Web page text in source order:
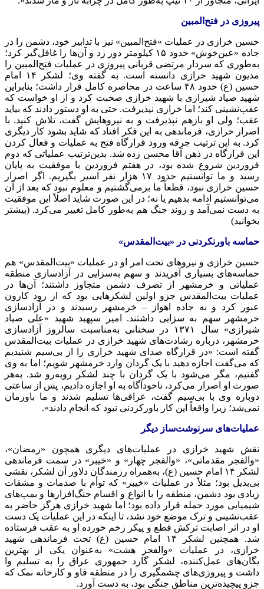
پیروزی در فتح‌المبین
حسین خرازی در عملیات «فتح‌المبین» نیز با تدابیر خود، دشمن را در
جاده «عین‌خوش» حدود ۱۵ کیلومتر دور زد و آن‌ها را غافل‌گیر کرد؛
به‌طوری که سردار مرتضی قربانی پیروزی در عملیات فتح‌المبین را
مدیون شهید خرازی دانسته است. به گفته وی؛ لشکر ۱۴ امام
حسین (ع) حدود ۴۸ ساعت در محاصره کامل قرار داشت؛ بنابراین
شهید صیاد شیرازی با شهید خرازی صحبت کرد و از او خواست که
عقب‌نشینی کند؛ اما خرازی نپذیرفت. حتی به او دستور دادند که بیاید
عقب؛ ولی او بازهم نپذیرفت و به نیروهایش گفت، تلاش کنید. با
اصرار خرازی، فرماندهی به این فکر افتاد که شاید بشود کار دیگری
کرد. به این ترتیب جرقه ورود قرارگاه فتح به عملیات و فعال کردن
این قرارگاه در ذهن آقا محسن زده شد. بدین‌ترتیب عملیاتی که دوم
فروردین شروع شده بود، در هفتم فروردین با موفقیت به پایان
رسید و ما توانستیم حدود ۱۷ هزار نفر اسیر بگیریم. اگر اصرار
حسین خرازی نبود، قطعاً ما برمی‌گشتیم و معلوم نبود که بعد از آن
می‌توانستیم ادامه بدهیم یا نه؛ در این صورت شاید اصلاً این موفقیت
به دست نمی‌آمد و روند جنگ هم به‌طور کامل تغییر می‌کرد. (بیشتر
بخوانید)
حماسه باورنکردنی در «بیت‌المقدس»
حسین خرازی و نیروهای تحت امر او در عملیات «بیت‌المقدس» هم
حماسه‌های بسیاری آفریدند و سهم به‌سزایی در آزادسازی منطقه
عملیاتی و خرمشهر از تصرف دشمن متجاوز داشتند؛ آن‌ها در
عملیات بیت‌المقدس جزو اولین لشکرهایی بود که از رود کارون
عبور کرد و به جاده اهواز – خرمشهر رسیدند و در آزادسازی
خرمشهر سهم به سزایی داشتند. امیر سپهبد شهید «علی صیاد
شیرازی» سال ۱۳۷۱ در سخنانی به‌مناسبت سالروز آزادسازی
خرمشهر، درباره رشادت‌های شهید خرازی در عملیات بیت‌المقدس
گفته است: «در قرارگاه صدای شهید خرازی را از بی‌سیم شنیدیم
که می‌گفت اجازه دهید با یک گردان وارد خرمشهر شویم؛ اما به وی
گفتیم، مگر می‌شود با یک گردان با چند لشکر روبه‌رو شد. به‌هر
صورت او اصرار می‌کرد، ناخودآگاه به او اجازه دادیم، پس از ساعتی
دوباره وی با بی‌سیم گفت، عراقی‌ها تسلیم شدند و ما باورمان
نمی‌شد؛ زیرا واقعاً این کار باورکردنی نبود که انجام دادند».
عملیات‌های سرنوشت‌ساز دیگر
نقش شهید خرازی در عملیات‌های دیگری همچون «رمضان»،
«والفجر مقدماتی»، «والفجر چهار» و «خیبر» در سمت فرماندهی
لشکر ۱۴ امام حسین (ع)، به‌همراه رزمندگان دلاور آن لشکر، نقشی
بی‌بدیل بود؛ مثلاً در عملیات «خیبر» که توأم با صدمات و مشقات
زیادی بود دشمن، منطقه را با انواع و اقسام جنگ‌افزارها و بمب‌های
شیمیایی مورد حمله قرار داده بود؛ اما شهید خرازی هرگز حاضر به
عقب‌نشینی و ترک موضع خود نشد، تا اینکه در این عملیات یک دست
او در اثر اصابت ترکش قطع و پیکر زخم خورده او به عقب فرستاده
شد. همچنین لشکر ۱۴ امام حسین (ع) تحت فرماندهی شهید
خرازی، در عملیات «والفجر هشت» به‌عنوان یکی از بهترین
یگان‌های عمل‌کننده، لشکر گارد جمهوری عراق را به تسلیم وا
داشت و پیروزی‌های چشمگیری را در منطقه فاو و کارخانه نمک که
جزو پیچیده‌ترین مناطق جنگی بود، به دست آورد.